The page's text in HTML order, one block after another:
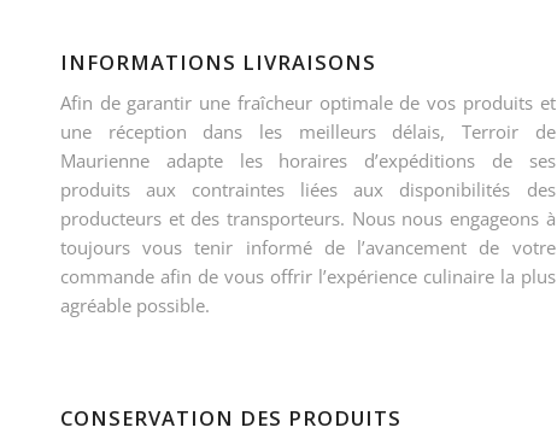
INFORMATIONS LIVRAISONS
Afin de garantir une fraîcheur optimale de vos produits et
une réception dans les meilleurs délais, Terroir de
Maurienne adapte les horaires d’expéditions de ses
produits aux contraintes liées aux disponibilités des
producteurs et des transporteurs. Nous nous engageons à
toujours vous tenir informé de l’avancement de votre
commande afin de vous offrir l’expérience culinaire la plus
agréable possible.
CONSERVATION DES PRODUITS